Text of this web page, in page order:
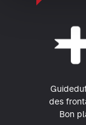
des
Bon